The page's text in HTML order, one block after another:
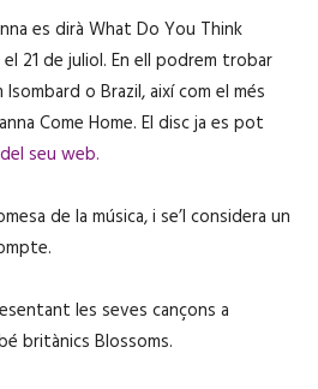
es dirà What Do You Think
21 de juliol. En ell podrem trobar
o Brazil, així com el més
Come Home. El disc ja es pot
seu web.
de la música, i se’l considera un
les seves cançons a
britànics Blossoms.